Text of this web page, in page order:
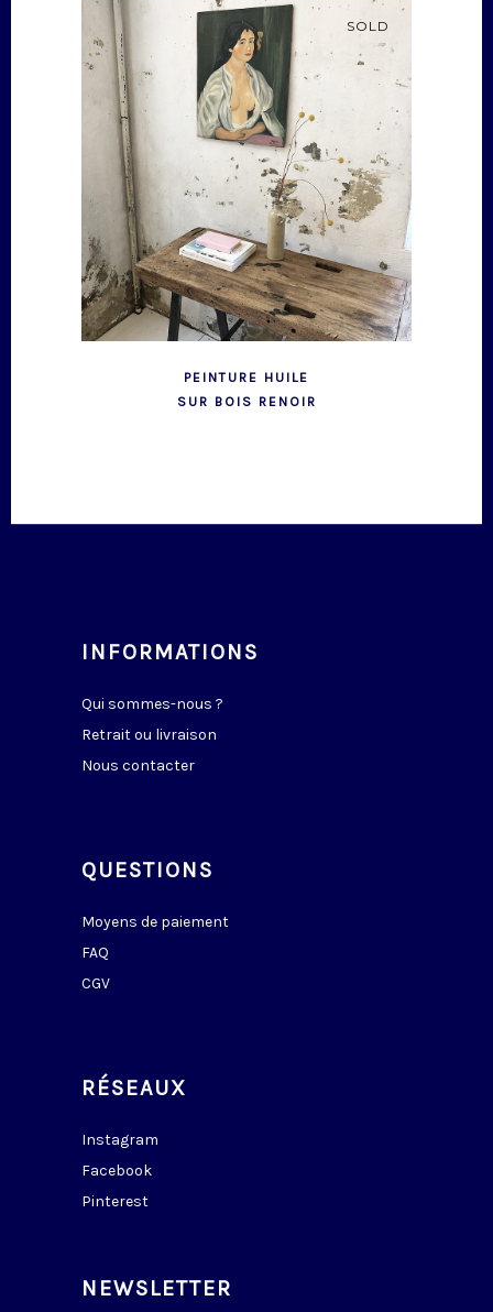
SOLD
PEINTURE HUILE
SUR BOIS RENOIR
INFORMATIONS
Qui sommes-nous ?
Retrait ou livraison
Nous contacter
QUESTIONS
Moyens de paiement
FAQ
CGV
RÉSEAUX
Instagram
Facebook
Pinterest
NEWSLETTER